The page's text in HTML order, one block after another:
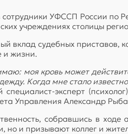
УФССП России по
учреждениях столицы
судебных приставов,
и жизни.
моя кровь может
Когда мне стало
эксперт
Управления Александр
собравшись в
но и призывают коллег и